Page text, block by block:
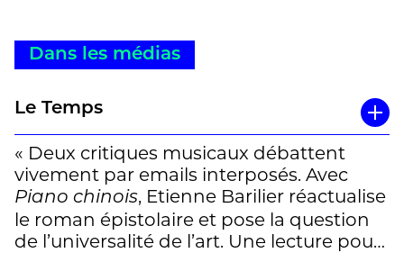
Dans les médias
Le Temps
« Deux critiques musicaux débattent
vivement par emails interposés. Avec
Piano chinois, Etienne Barilier réactualise
le roman épistolaire et pose la question
de l’universalité de l’art. Une lecture pour